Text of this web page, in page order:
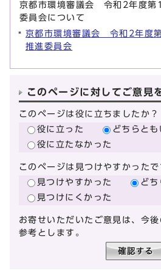
京都市環境審議会 令和2年度第
委員会について
京都市環境審議会 令和2年度
推進委員会
このページに対してご意見
このページは役に立ちましたか？
役に立った
どちらとも
役に立たなかった
このページは見つけやすかったで
見つけやすかった
どち
見つけにくかった
お寄せいただいたご意見は、今
参考とします。